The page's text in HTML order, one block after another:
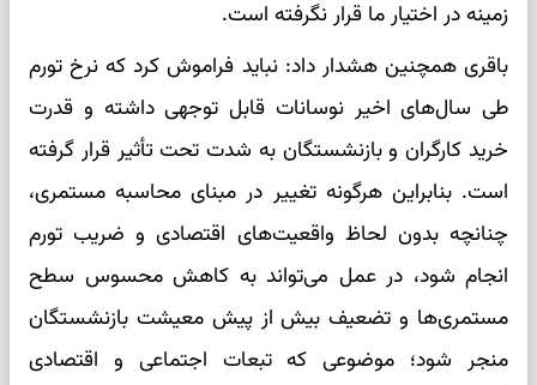
زمینه در اختیار ما قرار نگرفته است.
باقری همچنین هشدار داد: نباید فراموش کرد که نرخ تورم
طی سال‌های اخیر نوسانات قابل توجهی داشته و قدرت
خرید کارگران و بازنشستگان به شدت تحت تأثیر قرار گرفته
است. بنابراین هرگونه تغییر در مبنای محاسبه مستمری،
چنانچه بدون لحاظ واقعیت‌های اقتصادی و ضریب تورم
انجام شود، در عمل می‌تواند به کاهش محسوس سطح
مستمری‌ها و تضعیف بیش از پیش معیشت بازنشستگان
منجر شود؛ موضوعی که تبعات اجتماعی و اقتصادی